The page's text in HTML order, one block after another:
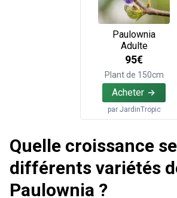
Paulownia
Adulte
95€
Plant de 150cm
Acheter
par JardinTropic
Quelle croissance
différents variétés
Paulownia ?